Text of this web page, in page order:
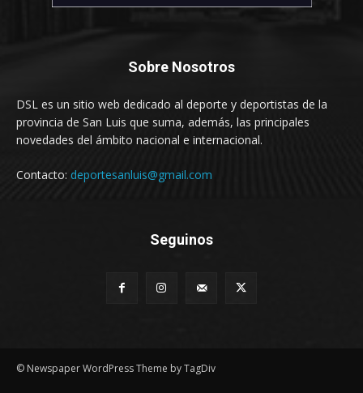
Sobre Nosotros
DSL es un sitio web dedicado al deporte y deportistas de la
provincia de San Luis que suma, además, las principales
novedades del ámbito nacional e internacional.
Contacto: deportesanluis@gmail.com
Seguinos
© Newspaper WordPress Theme by TagDiv